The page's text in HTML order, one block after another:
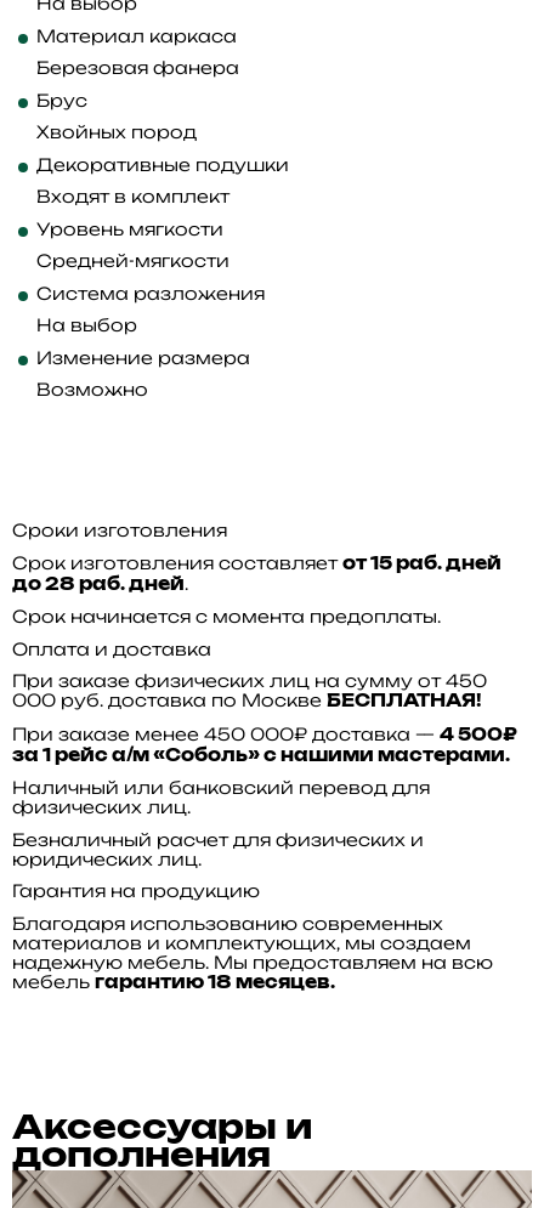
Материал каркаса
Березовая фанера
Брус
Хвойных пород
Декоративные подушки
Входят в комплект
Уровень мягкости
Средней-мягкости
Система разложения
На выбор
Изменение размера
Возможно
Сроки изготовления
Срок изготовления составляет от 15 раб. дней
до 28 раб. дней.
Срок начинается с момента предоплаты.
Оплата и доставка
При заказе физических лиц на сумму от 450
000 руб. доставка по Москве БЕСПЛАТНАЯ!
При заказе менее 450 000₽ доставка — 4 500₽
за 1 рейс а/м «Соболь» с нашими мастерами.
Наличный или банковский перевод для
физических лиц.
Безналичный расчет для физических и
юридических лиц.
Гарантия на продукцию
Благодаря использованию современных
материалов и комплектующих, мы создаем
надежную мебель. Мы предоставляем на всю
мебель гарантию 18 месяцев.
Аксессуары и
дополнения